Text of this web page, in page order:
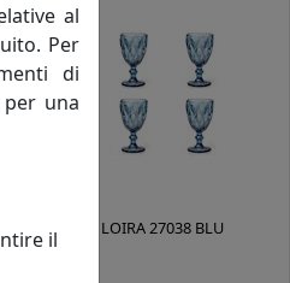
SET 6X CALICE LOIRA 27038 BLU
al
Per
di
una
il